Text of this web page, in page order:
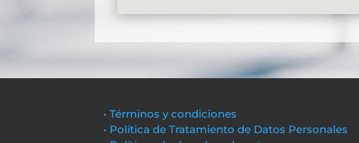
• Términos y condiciones
• Política de Tratamiento de Datos Personales